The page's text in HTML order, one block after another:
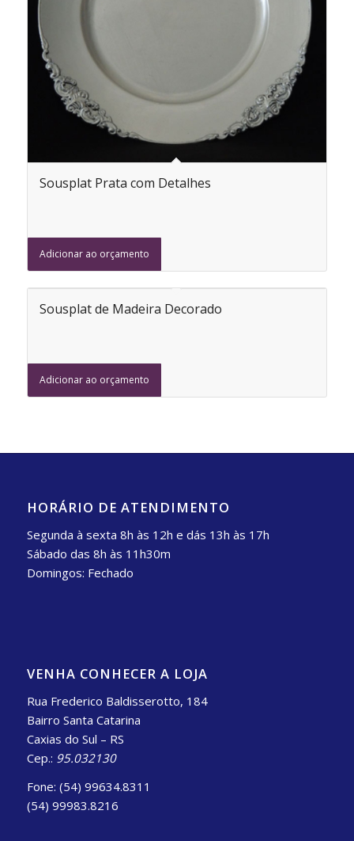
Sousplat Prata com Detalhes
Adicionar ao orçamento
Sousplat de Madeira Decorado
Adicionar ao orçamento
HORÁRIO DE ATENDIMENTO
Segunda à sexta 8h às 12h e dás 13h às 17h
Sábado das 8h às 11h30m
Domingos: Fechado
VENHA CONHECER A LOJA
Rua Frederico Baldisserotto, 184
Bairro Santa Catarina
Caxias do Sul – RS
Cep.: 95.032130
Fone: (54) 99634.8311
(54) 99983.8216